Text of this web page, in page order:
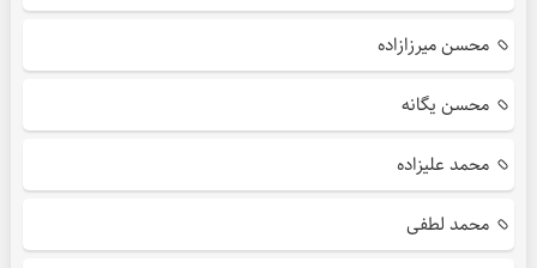
محسن میرزازاده
محسن یگانه
محمد علیزاده
محمد لطفی